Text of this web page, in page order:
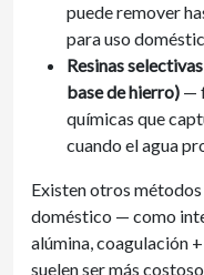
puede remover
para uso
Resinas
base de hierro) —
químicas que
cuando el agua
Existen otros métodos
doméstico — como
alúmina, coagulación
suelen ser más